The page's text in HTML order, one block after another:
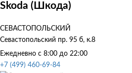
Skoda (Шкода)
СЕВАСТОПОЛЬСКИЙ
Севастопольский пр. 95 б, к.8
Ежедневно с 8:00 до 22:00
+7 (499) 460-69-84